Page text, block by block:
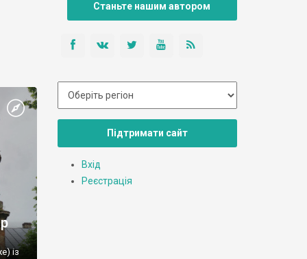
із
Станьте нашим автором
Підтримати сайт
Вхід
Реєстрація